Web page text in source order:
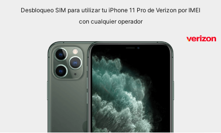
Desbloqueo SIM para utilizar tu iPhone 11 Pro de Verizon por IMEI
con cualquier operador